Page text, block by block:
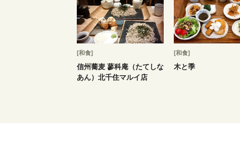
[和食]
信州蕎麦 蓼科庵（たてしな
あん）北千住マルイ店
[和食]
木と季